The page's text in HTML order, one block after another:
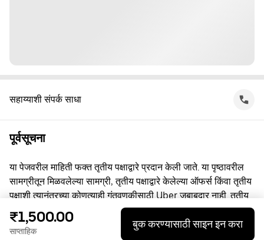
सहाय्याशी संपर्क साधा
पूर्वसूचना
या पेजवरील माहिती फक्त तृतीय पक्षाद्वारे प्रदान केली जाते. या पृष्ठावरील
सामग्रीतून मिळवलेल्या सामग्री, तृतीय पक्षाद्वारे केलेल्या ऑफर्स किंवा तृतीय
पक्षाशी त्यानंतरच्या कोणत्याही गुंतवणूकीसाठी Uber जबाबदार नाही. तृतीय
पक्षाशी व्यस्त असताना, तुम्ही त्यांच्याशी थेट करार करता, ज्यासाठी Uber हा
पक्ष नाही. प्रश्नांसाठी, कृपया तृतीय पक्षाशी थेट संपर्क साधा.
₹1,500.00
साप्ताहिक
बुक करण्यासाठी साइन इन करा